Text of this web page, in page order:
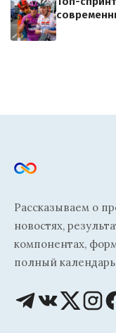
Рассказываем о
новостях,
компонентах,
полный